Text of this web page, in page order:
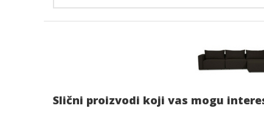
Slični proizvodi koji vas mogu